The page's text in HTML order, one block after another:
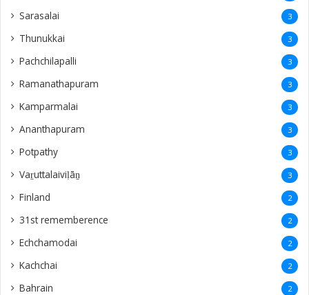
Sarasalai 3
Thunukkai 3
Pachchilapalli 3
Ramanathapuram 3
Kamparmalai 3
Ananthapuram 3
‎Potpathy 3
Vaṟuttalaiviḷāṉ 3
Finland 2
31st rememberence 2
Echchamodai 2
Kachchai 2
Bahrain 2